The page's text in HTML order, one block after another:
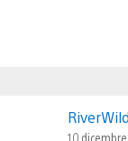
10 dicembre